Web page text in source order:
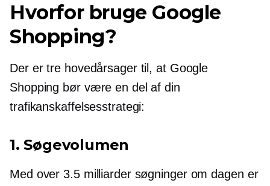
Hvorfor bruge Google
Shopping?
Der er tre hovedårsager til, at Google
Shopping bør være en del af din
trafikanskaffelsesstrategi:
1. Søgevolumen
Med over 3.5 milliarder søgninger om dagen er